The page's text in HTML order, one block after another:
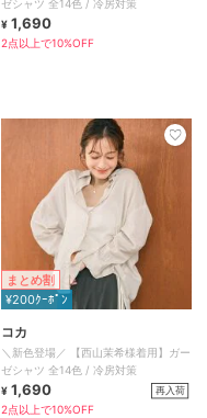
ゼシャツ 全14色 / 冷房対策
¥ 1,690
2点以上で10%OFF
まとめ割
¥200ｸｰﾎﾟﾝ
コカ
＼新色登場／ 【西山茉希様着用】ガー
ゼシャツ 全14色 / 冷房対策
¥ 1,690 再入荷
2点以上で10%OFF